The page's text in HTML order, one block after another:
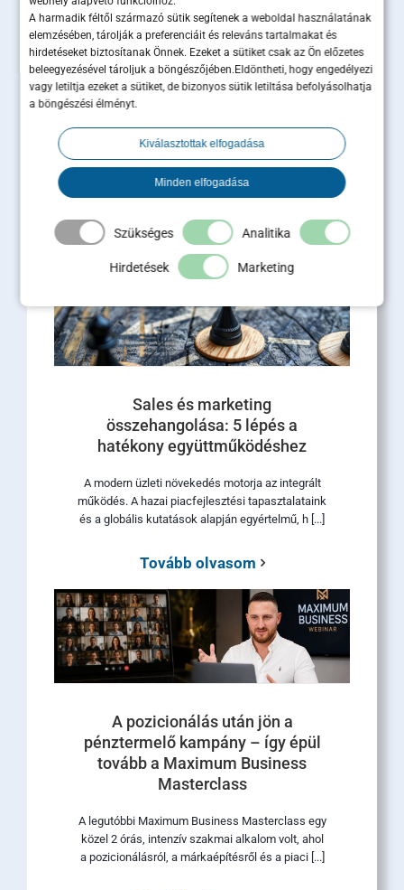
A harmadik féltől származó sütik segítenek a weboldal használatának
elemzésében, tárolják a preferenciáit és releváns tartalmakat és
hirdetéseket biztosítanak Önnek. Ezeket a sütiket csak az Ön előzetes
beleegyezésével tároljuk a böngészőjében.Eldöntheti, hogy engedélyezi
vagy letiltja ezeket a sütiket, de bizonyos sütik letiltása befolyásolhatja
a böngészési élményt.
Kiválasztottak elfogadása
Minden elfogadása
Szükséges Analitika
Hirdetések Marketing
Ügyfélmegtartás B2B-ben: miért
ér többet egy megtartott ügyfél,
Az ügyfélmegtartás B2B-ben közvetlen hatással
van az árbevételre, a profitra és a cég piaci
értékére. Miközben a marketingbüdzsék nagy
része [...]
Tovább olvasom
Sales és marketing
összehangolása: 5 lépés a
hatékony együttműködéshez
A modern üzleti növekedés motorja az integrált
működés. A hazai piacfejlesztési tapasztalataink
és a globális kutatások alapján egyértelmű, h [...]
Tovább olvasom
A pozicionálás után jön a
pénztermelő kampány – így épül
tovább a Maximum Business
Masterclass
A legutóbbi Maximum Business Masterclass egy
közel 2 órás, intenzív szakmai alkalom volt, ahol
a pozicionálásról, a márkaépítésről és a piaci [...]